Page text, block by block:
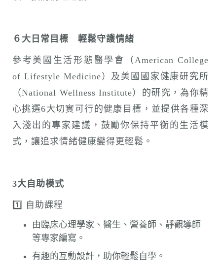
６大日常目標 輕鬆守護情緒
參考美國生活形態醫學會（American College
of Lifestyle Medicine）及美國國家健康研究所
（National Wellness Institute）的研究，為你精
心挑選6大切實可行的健康目標，並提供各種深
入淺出的專家建議，鼓勵你保持平衡的生活模
式，讓追求情緒健康變得更輕鬆。
3大自助模式
1️⃣ 自助課程
由臨床心理學家、醫生、營養師、靜觀導師
等專家編寫。
有趣的互動設計，助你輕鬆自學。